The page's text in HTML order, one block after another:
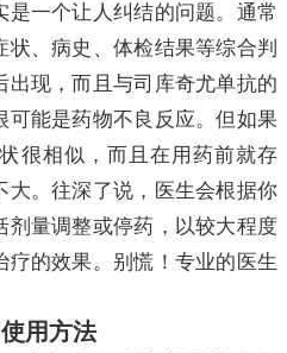
一个让人纠结的问题。通常
、病史、体检结果等综合判
出现，而且与司库奇尤单抗的
可能是药物不良反应。但如果
很相似，而且在用药前就存
大。往深了说，医生会根据你
剂量调整或停药，以较大程度
的效果。别慌！专业的医生
用方法